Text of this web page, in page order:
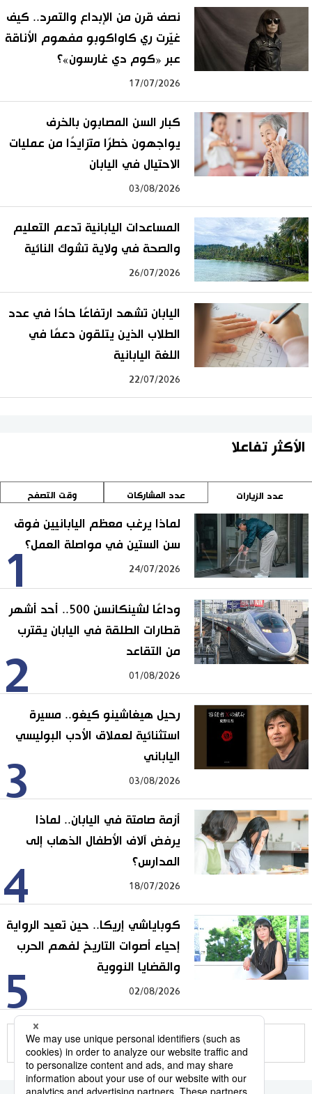
نصف قرن من الإبداع والتمرد.. كيف
غيّرت ري كاواكوبو مفهوم الأناقة
عبر «كوم دي غارسون»؟
17/07/2026
كبار السن المصابون بالخرف
يواجهون خطرًا متزايدًا من عمليات
الاحتيال في اليابان
03/08/2026
المساعدات اليابانية تدعم التعليم
والصحة في ولاية تشوك النائية
26/07/2026
اليابان تشهد ارتفاعًا حادًا في عدد
الطلاب الذين يتلقون دعمًا في
اللغة اليابانية
22/07/2026
الأكثر تفاعلا
عدد الزيارات عدد المشاركات وقت التصفح
1
لماذا يرغب معظم اليابانيين فوق
سن الستين في مواصلة العمل؟
24/07/2026
2
وداعًا لشينكانسن 500.. أحد أشهر
قطارات الطلقة في اليابان يقترب
من التقاعد
01/08/2026
3
رحيل هيغاشينو كيغو.. مسيرة
استثنائية لعملاق الأدب البوليسي
الياباني
03/08/2026
4
أزمة صامتة في اليابان.. لماذا
يرفض آلاف الأطفال الذهاب إلى
المدارس؟
18/07/2026
5
كوباياشي إريكا.. حين تعيد الرواية
إحياء أصوات التاريخ لفهم الحرب
والقضايا النووية
02/08/2026
للمزيد